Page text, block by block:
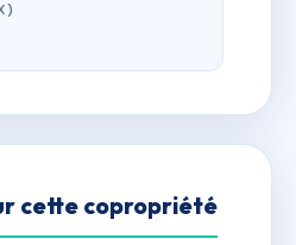
cette copropriété